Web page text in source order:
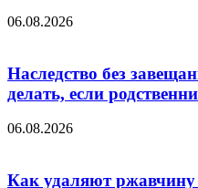
06.08.2026
Наследство без
делать, если
06.08.2026
Как удаляют